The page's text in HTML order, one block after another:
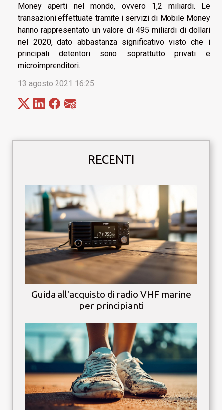
RECENTI
Guida all'acquisto di radio VHF marine
per principianti
Money aperti nel mondo, ovvero 1,2 miliardi. Le
transazioni effettuate tramite i servizi di Mobile Money
hanno rappresentato un valore di 495 miliardi di dollari
nel 2020, dato abbastanza significativo visto che i
principali detentori sono soprattutto privati ​​e
microimprenditori.
13 agosto 2021 16:25